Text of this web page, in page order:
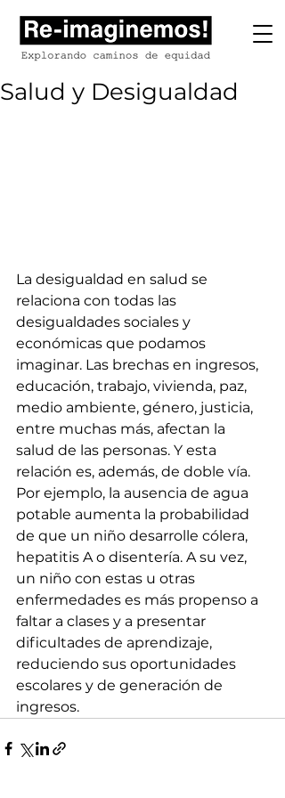
Salud y Desigualdad
La desigualdad en salud se
relaciona con todas las
desigualdades sociales y
económicas que podamos
imaginar. Las brechas en ingresos,
educación, trabajo, vivienda, paz,
medio ambiente, género, justicia,
entre muchas más, afectan la
salud de las personas. Y esta
relación es, además, de doble vía.
Por ejemplo, la ausencia de agua
potable aumenta la probabilidad
de que un niño desarrolle cólera,
hepatitis A o disentería. A su vez,
un niño con estas u otras
enfermedades es más propenso a
faltar a clases y a presentar
dificultades de aprendizaje,
reduciendo sus oportunidades
escolares y de generación de
ingresos.